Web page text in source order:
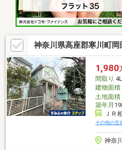
神奈川県高座郡寒川町
1,980
間取り
建物面積
土地面積
築年月
ＪＲ
その他の交
神奈